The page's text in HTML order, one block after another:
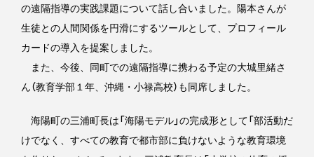
の遠隔指導の実践課題について話し合いました。陽本さんが
生徒との人間関係を円滑にするツールとして、プロフィール
カードの導入を提案しました。
また、今後、同町での遠隔指導に携わる予定の大城里緒さ
ん（教育学部１年、沖縄・小禄高校）も同席しました。
海陽町の三浦町長は「海陽モデル」の完成形として「部活動だ
けでなく、すべての教育で都市部に負けないような教育環境